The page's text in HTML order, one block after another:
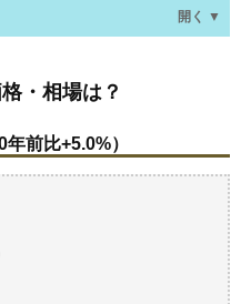
開く ▼
（10年前比+5.0%）
売買事例
ら検討しよう
が買える？
・相場は？
前比+5.0%）